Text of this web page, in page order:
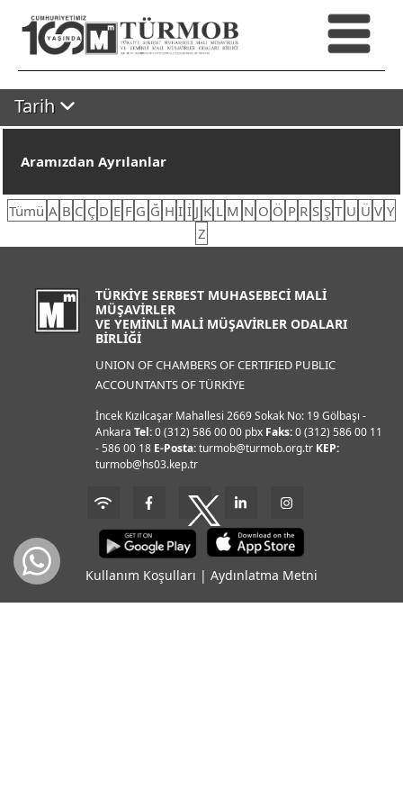
Tarih
Aramızdan Ayrılanlar
Tümü A B C Ç D E F G Ğ H I İ J K L M N O Ö P R S Ş T U Ü V Y
Z
TÜRKİYE SERBEST MUHASEBECİ MALİ
MÜŞAVİRLER
VE YEMİNLİ MALİ MÜŞAVİRLER ODALARI
BİRLİĞİ
UNION OF CHAMBERS OF CERTIFIED PUBLIC
ACCOUNTANTS OF TÜRKİYE
İncek Kızılcaşar Mahallesi 2669 Sokak No: 19 Gölbaşı -
AnkaraTel:0 (312) 586 00 00 pbx Faks:0 (312) 586 00 11
- 586 00 18 E-Posta:turmob@turmob.org.tr KEP:
turmob@hs03.kep.tr
Kullanım Koşulları | Aydınlatma Metni